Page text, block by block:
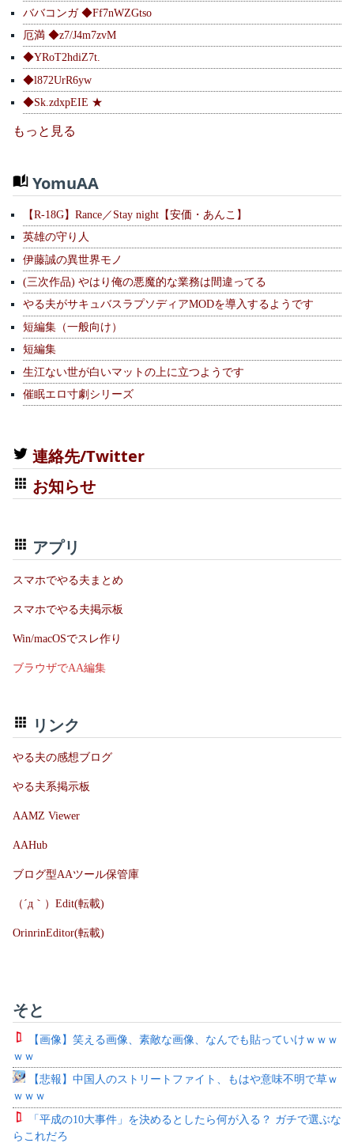
ババコンガ ◆Ff7nWZGtso
厄満 ◆z7/J4m7zvM
◆YRoT2hdiZ7t.
◆l872UrR6yw
◆Sk.zdxpEIE ★
もっと見る
YomuAA
【R-18G】Rance／Stay night【安価・あんこ】
英雄の守り人
伊藤誠の異世界モノ
(三次作品) やはり俺の悪魔的な業務は間違ってる
やる夫がサキュバスラプソディアMODを導入するようです
短編集（一般向け）
短編集
生江ない世が白いマットの上に立つようです
催眠エロ寸劇シリーズ
連絡先/Twitter
お知らせ
アプリ
スマホでやる夫まとめ
スマホでやる夫掲示板
Win/macOSでスレ作り
ブラウザでAA編集
リンク
やる夫の感想ブログ
やる夫系掲示板
AAMZ Viewer
AAHub
ブログ型AAツール保管庫
（´д｀）Edit(転載)
OrinrinEditor(転載)
そと
【画像】笑える画像、素敵な画像、なんでも貼っていけｗｗｗ
ｗｗ
【悲報】中国人のストリートファイト、もはや意味不明で草ｗ
ｗｗｗ
「平成の10大事件」を決めるとしたら何が入る？ ガチで選ぶな
らこれだろ